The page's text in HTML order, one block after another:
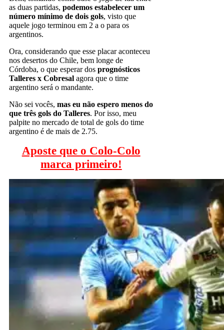
as duas partidas, podemos estabelecer um
número mínimo de dois gols, visto que
aquele jogo terminou em 2 a o para os
argentinos.
Ora, considerando que esse placar aconteceu
nos desertos do Chile, bem longe de
Córdoba, o que esperar dos prognósticos
Talleres x Cobresal agora que o time
argentino será o mandante.
Não sei vocês, mas eu não espero menos do
que três gols do Talleres. Por isso, meu
palpite no mercado de total de gols do time
argentino é de mais de 2.75.
Aposte que o Colo-Colo
marca primeiro!